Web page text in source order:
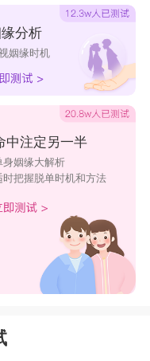
发现金牛男的忠贞
神。但金牛男所表
秤女的平衡感受到
方面，金牛男对于
女的多多配合。你
经由顺其自然的交
处
分析
姻缘时机
中注定另一半
身姻缘大解析
时把握脱单时机和方法